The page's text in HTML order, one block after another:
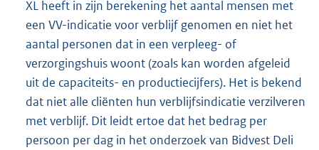
XL heeft in zijn berekening het aantal mensen met
een VV-indicatie voor verblijf genomen en niet het
aantal personen dat in een verpleeg- of
verzorgingshuis woont (zoals kan worden afgeleid
uit de capaciteits- en productiecijfers). Het is bekend
dat niet alle cliënten hun verblijfsindicatie verzilveren
met verblijf. Dit leidt ertoe dat het bedrag per
persoon per dag in het onderzoek van Bidvest Deli